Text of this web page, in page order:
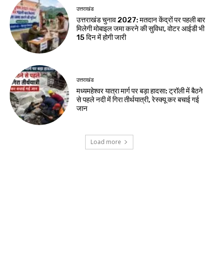
उत्तराखंड
उत्तराखंड चुनाव 2027: मतदान केंद्रों पर पहली बार
मिलेगी मोबाइल जमा करने की सुविधा, वोटर आईडी भी
15 दिन में होगी जारी
उत्तराखंड
मध्यमहेश्वर यात्रा मार्ग पर बड़ा हादसा: ट्रॉली में बैठने
से पहले नदी में गिरा तीर्थयात्री, रेस्क्यू कर बचाई गई
जान
Load more